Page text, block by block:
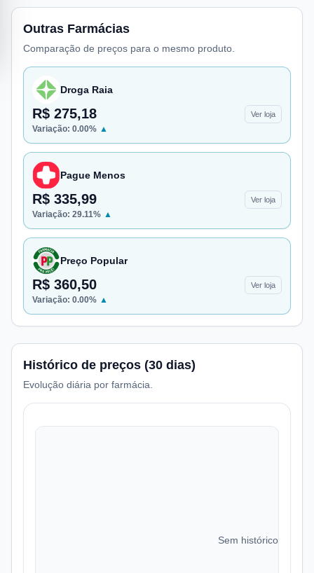
Outras Farmácias
Comparação de preços para o mesmo produto.
Droga Raia
R$ 275,18 Ver loja
Variação: 0.00% ▲
Pague Menos
R$ 335,99 Ver loja
Variação: 29.11% ▲
Preço Popular
R$ 360,50 Ver loja
Variação: 0.00% ▲
Histórico de preços (30 dias)
Evolução diária por farmácia.
Sem histórico de